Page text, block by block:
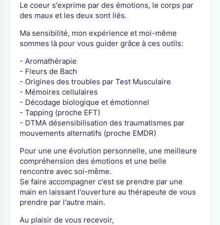
Le coeur s'exprime par des émotions, le corps par
des maux et les deux sont liés.
Ma sensibilité, mon expérience et moi-même
sommes là pour vous guider grâce à ces outils:
- Aromathérapie
- Fleurs de Bach
- Origines des troubles par Test Musculaire
- Mémoires cellulaires
- Décodage biologique et émotionnel
- Tapping (proche EFT)
- DTMA désensibilisation des traumatismes par
mouvements alternatifs (proche EMDR)
Pour une une évolution personnelle, une meilleure
compréhension des émotions et une belle
rencontre avec soi-même.
Se faire accompagner c'est se prendre par une
main en laissant l'ouverture au thérapeute de vous
prendre par l'autre main.
Au plaisir de vous recevoir,